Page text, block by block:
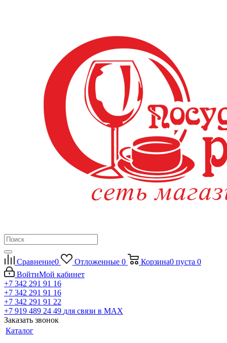
Сравнение0 Отложенные 0 Корзина0 пуста 0
ВойтиМой кабинет
+7 342 291 91 16
+7 342 291 91 16
+7 342 291 91 22
+7 919 489 24 49 для связи в МАХ
Заказать звонок
Каталог